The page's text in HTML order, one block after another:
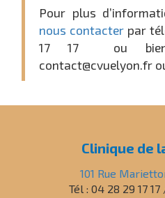
Pour plus
nous contacter par
17 17 ou
contact@cvuelyon.fr
Clinique de
101 Rue
Tél : 04 28 29 17